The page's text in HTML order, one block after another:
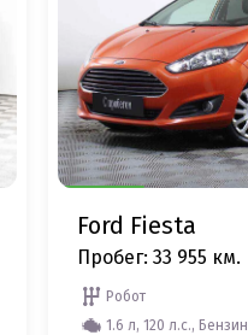
Ford Fiesta
Пробег: 33 955 км.
Робот
1.6 л, 120 л.с., Бензин